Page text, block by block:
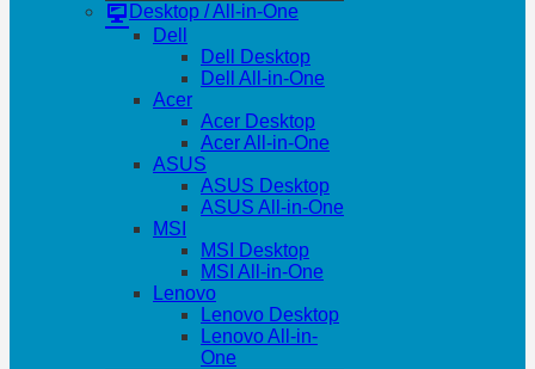
Desktop / All-in-One
Dell
Dell Desktop
Dell All-in-One
Acer
Acer Desktop
Acer All-in-One
ASUS
ASUS Desktop
ASUS All-in-One
MSI
MSI Desktop
MSI All-in-One
Lenovo
Lenovo Desktop
Lenovo All-in-
One